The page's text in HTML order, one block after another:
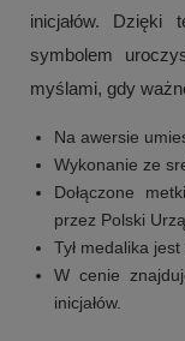
inicjałów. Dzięki
symbolem
myślami, gdy
Na awersie
Wykonanie ze
Dołączone
przez Polski
Tył medalika jest
W cenie
inicjałów.